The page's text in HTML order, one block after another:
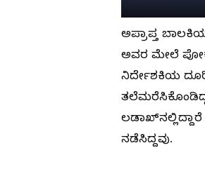
ಅಪ್ರಾಪ್ತ
ಅವರ ಮೇಲೆ
ನಿರ್ದೇಶಕಿಯ
ನಡೆಸಿದ್ದವು.